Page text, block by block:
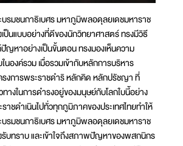
รมชนกาธิเบศร มหาภูมิพลอดุลยเดชมหาราช
ป็นแบบอย่างที่ดีของนักวิทยาศาสตร์ ทรงมีวิธี
ปัญหาอย่างเป็นขั้นตอน ทรงมองเห็นความ
นองค์รวม เมื่อรวมเข้ากับหลักการบริหาร
รงการพระราชดำริ หลักคิด หลักปรัชญา ที่
างในการดำรงอยู่ของมนุษย์กับโลกใบนี้อย่าง
าชดำเนินไปทั่วทุกภูมิภาคของประเทศไทยทำให้
รมชนกาธิเบศร มหาภูมิพลอดุลยเดชมหาราช
บทราบ และเข้าใจถึงสภาพปัญหาของพสกนิกร